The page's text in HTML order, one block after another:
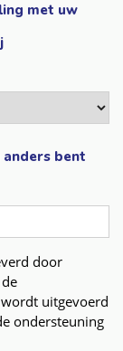
met uw
bent
door
uitgevoerd
ondersteuning